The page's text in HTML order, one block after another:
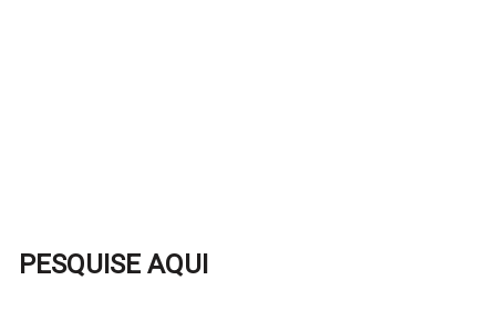
PESQUISE AQUI